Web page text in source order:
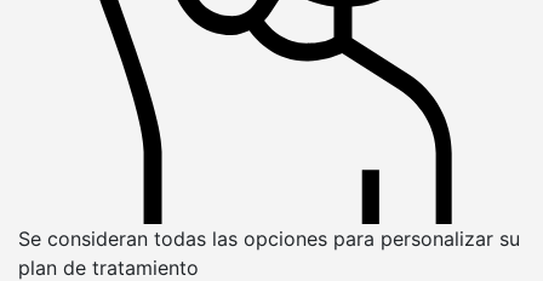
Se consideran todas las opciones para personalizar su
plan de tratamiento